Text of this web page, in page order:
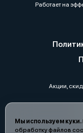
Мы используем куки.
обработку файлов
Работает на
Акции,